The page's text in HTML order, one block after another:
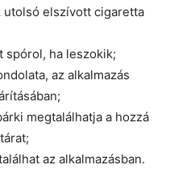
elszívott cigaretta
spórol, ha leszokik;
az alkalmazás
megtalálhatja a hozzá
az alkalmazásban.